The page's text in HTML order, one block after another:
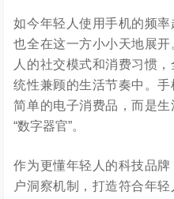
如今年轻人使用手机的频
也全在这一方小小天地展
人的社交模式和消费习惯
统性兼顾的生活节奏中。
简单的电子消费品，而是
“数字器官”。
作为更懂年轻人的科技品
户洞察机制，打造符合年